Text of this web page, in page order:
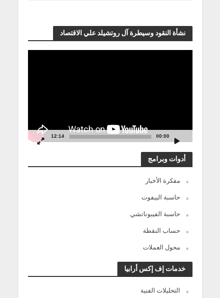
نشأة النقود وسيطرة آل روتشيلد علي الاقتصاد
00:00
12:14
أدوات وبرامج
مفكرة الأخبار
حاسبة البيفوت
حاسبة الفيبوناتشي
حساب النقطة
محول العملات
خدمات إف إكس أرابيا
التحليلات الفنية